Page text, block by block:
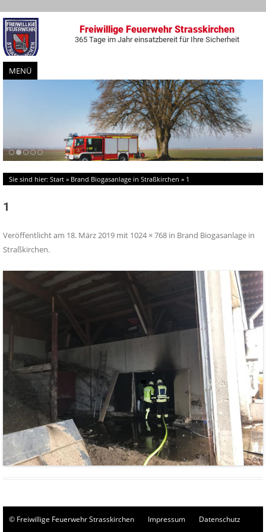
Freiwillige Feuerwehr Strasskirchen
365 Tage im Jahr einsatzbereit für Ihre Sicherheit
MENÜ
Zum
Inhalt
springen
Sie sind hier: Start » Brand Biogasanlage in Straßkirchen » 1
1
Veröffentlicht am 18. März 2019 mit 1024 × 768 in Brand Biogasanlage in
Straßkirchen.
© Freiwillige Feuerwehr Strasskirchen Impressum Datenschutz